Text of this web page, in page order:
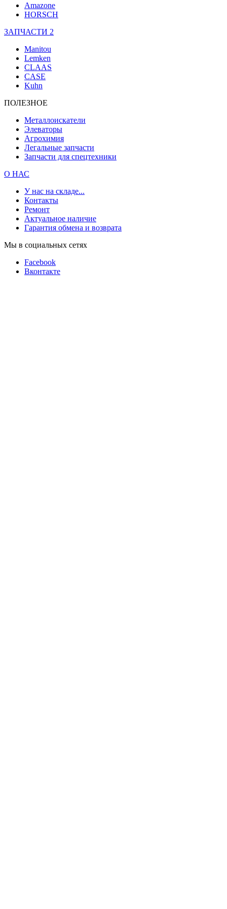
Amazone
HORSCH
ЗАПЧАСТИ 2
Manitou
Lemken
CLAAS
CASE
Kuhn
ПОЛЕЗНОЕ
Металлоискатели
Элеваторы
Агрохимия
Легальные запчасти
Запчасти для спецтехники
О НАС
У нас на складе...
Контакты
Ремонт
Актуальное наличие
Гарантия обмена и возврата
Мы в социальных сетях
Facebook
Вконтакте